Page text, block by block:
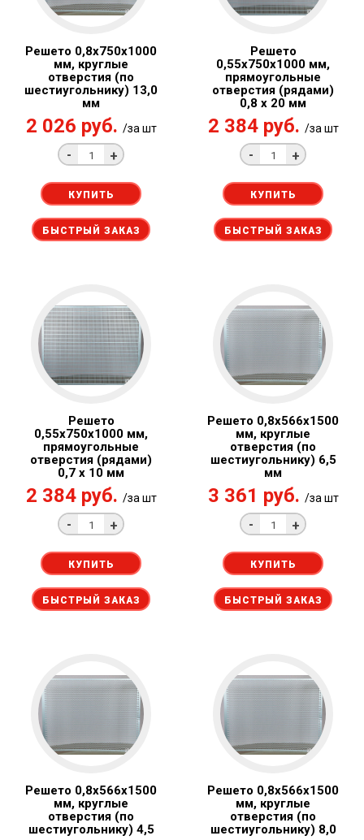
Решето 0,8x750х1000
мм, круглые
отверстия (по
шестиугольнику) 13,0
мм
2 026 руб. /за шт
- +
КУПИТЬ
БЫСТРЫЙ ЗАКАЗ
Решето
0,55x750х1000 мм,
прямоугольные
отверстия (рядами)
0,8 x 20 мм
2 384 руб. /за шт
- +
КУПИТЬ
БЫСТРЫЙ ЗАКАЗ
Решето
0,55x750х1000 мм,
прямоугольные
отверстия (рядами)
0,7 x 10 мм
2 384 руб. /за шт
- +
КУПИТЬ
БЫСТРЫЙ ЗАКАЗ
Решето 0,8x566х1500
мм, круглые
отверстия (по
шестиугольнику) 6,5
мм
3 361 руб. /за шт
- +
КУПИТЬ
БЫСТРЫЙ ЗАКАЗ
Решето 0,8x566х1500
мм, круглые
отверстия (по
шестиугольнику) 4,5
Решето 0,8x566х1500
мм, круглые
отверстия (по
шестиугольнику) 8,0